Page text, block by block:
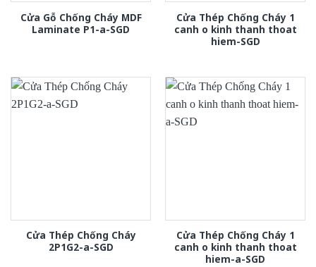
Cửa Gỗ Chống Cháy MDF
Laminate P1-a-SGD
Cửa Thép Chống Cháy 1
canh o kinh thanh thoat
hiem-SGD
Cửa Thép Chống Cháy
2P1G2-a-SGD
Cửa Thép Chống Cháy 1
canh o kinh thanh thoat
hiem-a-SGD